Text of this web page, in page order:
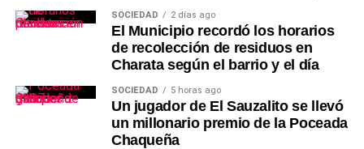
SOCIEDAD 2 días ago
El Municipio recordó los horarios
de recolección de residuos en
Charata según el barrio y el día
SOCIEDAD 5 horas ago
Un jugador de El Sauzalito se llevó
un millonario premio de la Poceada
Chaqueña